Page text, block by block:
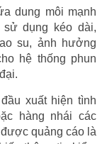
dung môi mạnh
dụng kéo dài,
su, ảnh hưởng
hệ thống phun
xuất hiện tình
hàng nhái các
quảng cáo là